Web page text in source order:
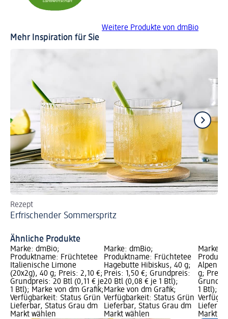
Weitere Produkte von dmBio
Mehr Inspiration für Sie
Rezept
Erfrischender Sommerspritz
Ähnliche Produkte
Marke: dmBio;
Produktname: Früchtetee
Italienische Limone
(20x2g), 40 g; Preis: 2,10 €;
Grundpreis: 20 Btl (0,11 € je
1 Btl); Marke von dm Grafik;
Verfügbarkeit: Status Grün
Lieferbar, Status Grau dm
Markt wählen
Marke: dmBio;
Produktname: Früchtetee
Hagebutte Hibiskus, 40 g;
Preis: 1,50 €; Grundpreis:
20 Btl (0,08 € je 1 Btl);
Marke von dm Grafik;
Verfügbarkeit: Status Grün
Lieferbar, Status Grau dm
Markt wählen
Marke:
g; Preis:
1 Btl);
Markt